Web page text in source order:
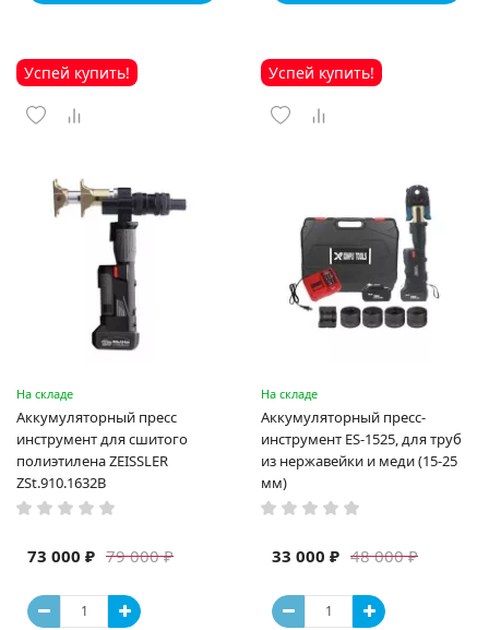
Успей купить!
На складе
Аккумуляторный пресс
инструмент для сшитого
полиэтилена ZEISSLER
ZSt.910.1632B
79 000 ₽
73 000 ₽
Успей купить!
На складе
Аккумуляторный пресс-
инструмент ES-1525, для труб
из нержавейки и меди (15-25
мм)
48 000 ₽
33 000 ₽